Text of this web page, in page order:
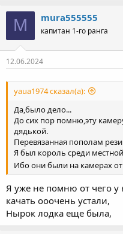
M mura555555
капитан 1-го ранга
12.06.2024
yaua1974 сказал(а):
Да,было дело...
До сих пор помню,эту
дядькой.
Перевязанная пополам
Я был король среди
Ибо они были на камерах
Я уже не помню от чего
качать ооочень устали,
Нырок лодка еще была,